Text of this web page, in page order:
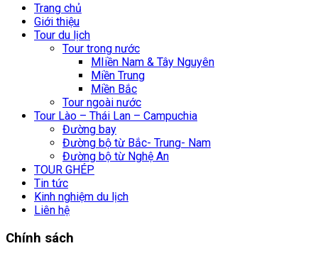
Trang chủ
Giới thiệu
Tour du lịch
Tour trong nước
MIiền Nam & Tây Nguyên
Miền Trung
Miền Bắc
Tour ngoài nước
Tour Lào – Thái Lan – Campuchia
Đường bay
Đường bộ từ Bắc- Trung- Nam
Đường bộ từ Nghệ An
TOUR GHÉP
Tin tức
Kinh nghiệm du lịch
Liên hệ
Chính sách